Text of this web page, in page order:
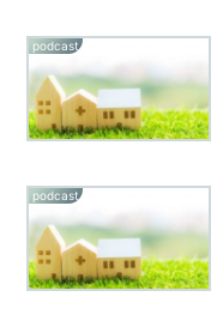
podcast
podcast